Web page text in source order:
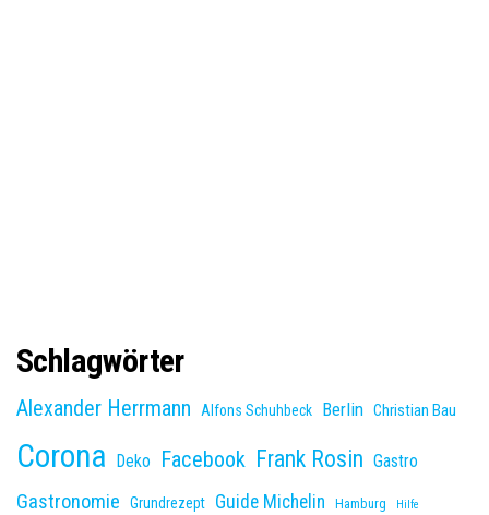
Schlagwörter
Alexander Herrmann Alfons Schuhbeck Berlin Christian Bau
Corona Deko Facebook Frank Rosin Gastro
Gastronomie Grundrezept Guide Michelin Hamburg Hilfe